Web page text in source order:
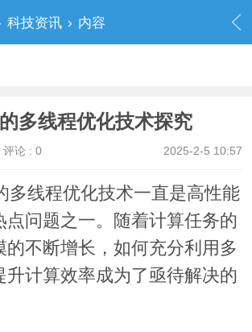
科技资讯 › 内容
多线程优化技术探究
2025-2-5 10:57
评论 : 0
多线程优化技术一直是高性能
点问题之一。随着计算任务的
的不断增长，如何充分利用多
升计算效率成为了亟待解决的